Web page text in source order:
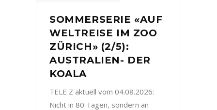
SOMMERSERIE «AUF
WELTREISE IM ZOO
ZÜRICH» (2/5):
AUSTRALIEN- DER
KOALA
TELE Z aktuell vom 04.08.2026:
Nicht in 80 Tagen, sondern an